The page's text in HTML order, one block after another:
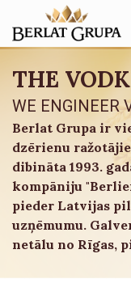
THE
WE ENGINEER
Berlat Grupa ir
dzērienu
dibināta 1993.
kompāniju
pieder Latvijas
uzņēmumu.
netālu no Rīgas,